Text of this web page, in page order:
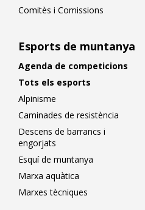
Comitès i Comissions
Esports de muntanya
Agenda de competicions
Tots els esports
Alpinisme
Caminades de resistència
Descens de barrancs i
engorjats
Esquí de muntanya
Marxa aquàtica
Marxes tècniques